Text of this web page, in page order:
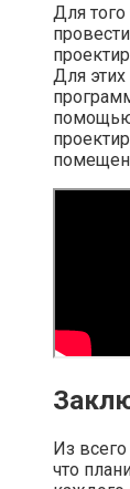
Для того
Для
Из
что